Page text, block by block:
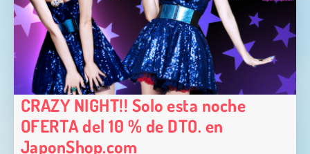
CRAZY NIGHT!! Solo esta noche
OFERTA del 10 % de DTO. en
JaponShop.com